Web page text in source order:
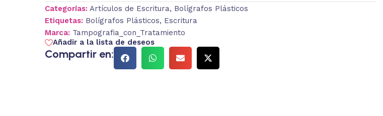
Categorías: Artículos de Escritura, Bolígrafos Plásticos
Etiquetas: Bolígrafos Plásticos, Escritura
Marca: Tampografia_con_Tratamiento
Añadir a la lista de deseos
Compartir en: